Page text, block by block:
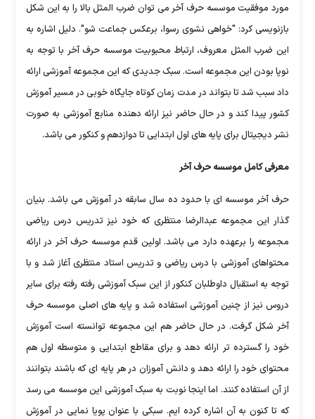
مورد موفقیت موسسه حرف آخر می توان ضرب المثل بالا را به این شکل
بازنویسی کرد: "خواهی نشوی رسوا، برعکس جماعت شو". دلیل اشاره به
این ضرب المثل معروف، ارتباط محبوبیت موسسه حرف آخر با توجه به
نوپا بودن این مجموعه است. سبک جدیدی که این مجموعه آموزشی ارائه
داد سبب شد تا بتواند در مدت زمان کوتاه جایگاه خوبی در مسیر آموزش
کشور پیدا کند و در حال حاضر نیز ارائه دهنده منابع آموزشی به صورت
نشر دیجیتال برای پایه های اول ابتدایی تا دوازدهم و کنکور می باشد.
معرفی کامل موسسه حرف آخر
حرف آخر موسسه ای با حدود ده سال سابقه در آموزش می باشد. بنیان
گذار این مجموعه عبدالرضا منتظری که خود نیز تدریس درس ریاضی
مجموعه را برعهده دارد می باشد. اولین قدم موسسه حرف آخر در ارائه
محتواهای آموزشی با درس ریاضی و تدریس استاد منتظری آغاز شد و با
توجه به استقبال داوطلبان کنکور از این سبک آموزشی رفته رفته برای سایر
دروس نیز از چنین آموزشی استفاده شد و پایه های اصلی موسسه حرف
آخر شکل گرفت. در حال حاضر هم این مجموعه توانسته است آموزش
خود را گسترده تر ارائه دهد و برای مقاطع ابتدایی و متوسطه اول هم
محتوای خود را ارائه دهد و دانش آموزان در هر پایه ای که باشند بتوانند
از آن استفاده کنند. اما اینجا نوبت به سبک آموزشی این موسسه می رسد
که تا کنون به آن اشاره کرده ایم. سبکی با عنوان پویا نمایی در آموزش